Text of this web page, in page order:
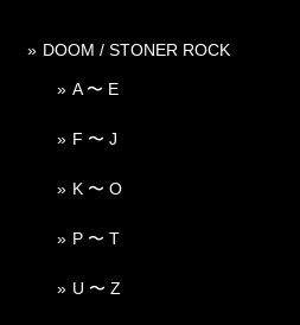
DOOM / STONER ROCK
A 〜 E
F 〜 J
K 〜 O
P 〜 T
U 〜 Z